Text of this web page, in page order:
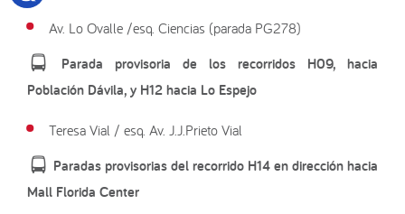
Av. Lo Ovalle /esq. Ciencias (parada PG278)
Parada provisoria de los recorridos H09, hacia
Población Dávila, y H12 hacia Lo Espejo
Teresa Vial / esq. Av. J.J.Prieto Vial
Paradas provisorias del recorrido H14 en dirección hacia
Mall Florida Center